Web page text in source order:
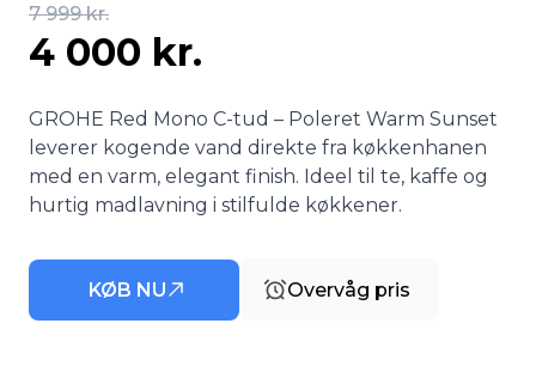
7 999 kr.
4 000 kr.
GROHE Red Mono C-tud – Poleret Warm Sunset
leverer kogende vand direkte fra køkkenhanen
med en varm, elegant finish. Ideel til te, kaffe og
hurtig madlavning i stilfulde køkkener.
KØB NU Overvåg pris